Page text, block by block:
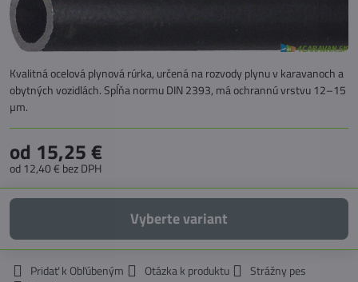
Kvalitná ocelová plynová rúrka, určená na rozvody plynu v karavanoch a
obytných vozidlách. Spĺňa normu DIN 2393, má ochrannú vrstvu 12–15
µm.
od 15,25 €
od 12,40 € bez DPH
Vyberte variant
Pridať k Obľúbeným Otázka k produktu
Strážny pes